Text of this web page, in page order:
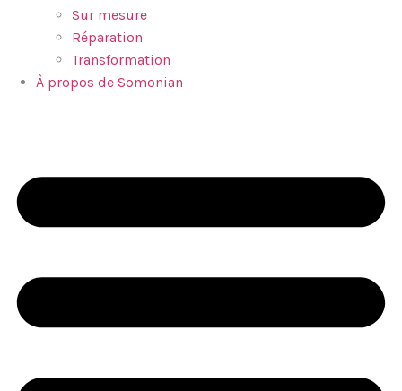
Sur mesure
Réparation
Transformation
À propos de Somonian